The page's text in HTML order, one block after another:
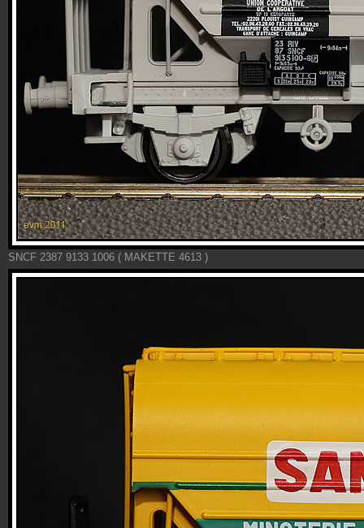
SNCF 2387 9133 1006 ( MAKETTE 4613 )